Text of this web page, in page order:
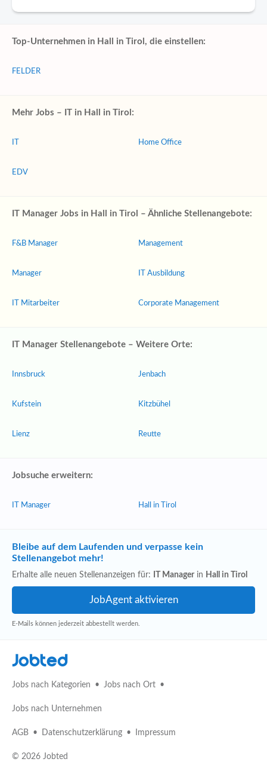
Top-Unternehmen in Hall in Tirol, die einstellen:
FELDER
Mehr Jobs – IT in Hall in Tirol:
EDV
Home Office
IT Manager Jobs in Hall in Tirol – Ähnliche Stellenangebote:
F&B Manager
Manager
IT Mitarbeiter
Management
IT Ausbildung
Corporate Management
IT Manager Stellenangebote – Weitere Orte:
Innsbruck
Kufstein
Lienz
Jenbach
Kitzbühel
Reutte
Jobsuche erweitern:
IT Manager Hall in Tirol
Bleibe auf dem Laufenden und verpasse kein
Stellenangebot mehr!
Erhalte alle neuen Stellenanzeigen für: IT Manager in Hall in Tirol
E-Mails können jederzeit abbestellt werden.
Jobted
Jobs nach Kategorien Jobs nach Ort
Jobs nach Unternehmen
AGB Datenschutzerklärung Impressum
© 2026 Jobted